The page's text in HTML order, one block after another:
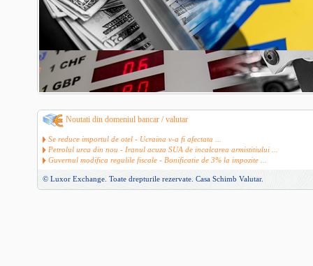
Noutati din domeniul bancar / valutar
Se reduce importul de otel - Ucraina v-a fi afectata ...
Petrolul urca din nou - Iranul acuza SUA de incalcarea armistitiului ...
Guvernul modifica regulile fiscale - Bonificatie de 3% la impozite ...
© Luxor Exchange. Toate drepturile rezervate. Casa Schimb Valutar.